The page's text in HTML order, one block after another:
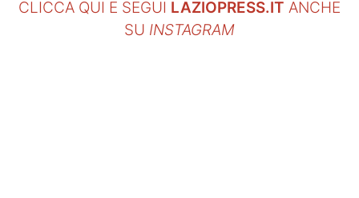
CLICCA QUI E SEGUI LAZIOPRESS.IT ANCHE
SU INSTAGRAM